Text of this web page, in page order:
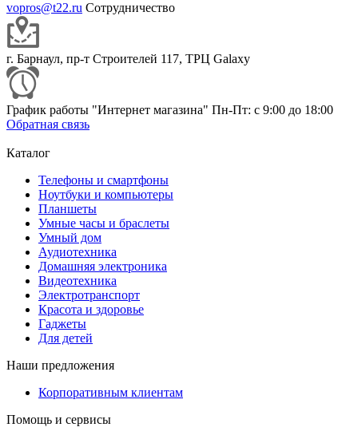
vopros@t22.ru Сотрудничество
г. Барнаул, пр-т Строителей 117, ТРЦ Galaxy
График работы "Интернет магазина" Пн-Пт: с 9:00 до 18:00
Обратная связь
Каталог
Телефоны и смартфоны
Ноутбуки и компьютеры
Планшеты
Умные часы и браслеты
Умный дом
Аудиотехника
Домашняя электроника
Видеотехника
Электротранспорт
Красота и здоровье
Гаджеты
Для детей
Наши предложения
Корпоративным клиентам
Помощь и сервисы